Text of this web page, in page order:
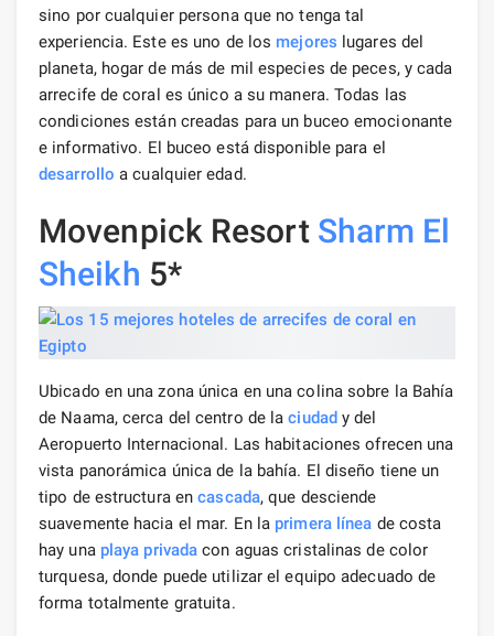
sino por cualquier persona que no tenga tal
experiencia. Este es uno de los mejores lugares del
planeta, hogar de más de mil especies de peces, y cada
arrecife de coral es único a su manera. Todas las
condiciones están creadas para un buceo emocionante
e informativo. El buceo está disponible para el
desarrollo a cualquier edad.
Movenpick Resort Sharm El
Sheikh 5*
Ubicado en una zona única en una colina sobre la Bahía
de Naama, cerca del centro de laciudady del
Aeropuerto Internacional. Las habitaciones ofrecen una
vista panorámica única de la bahía. El diseño tiene un
tipo de estructura encascada, que desciende
suavemente hacia el mar. En la primera línea de costa
hay una playa privada con aguas cristalinas de color
turquesa, donde puede utilizar el equipo adecuado de
forma totalmente gratuita.